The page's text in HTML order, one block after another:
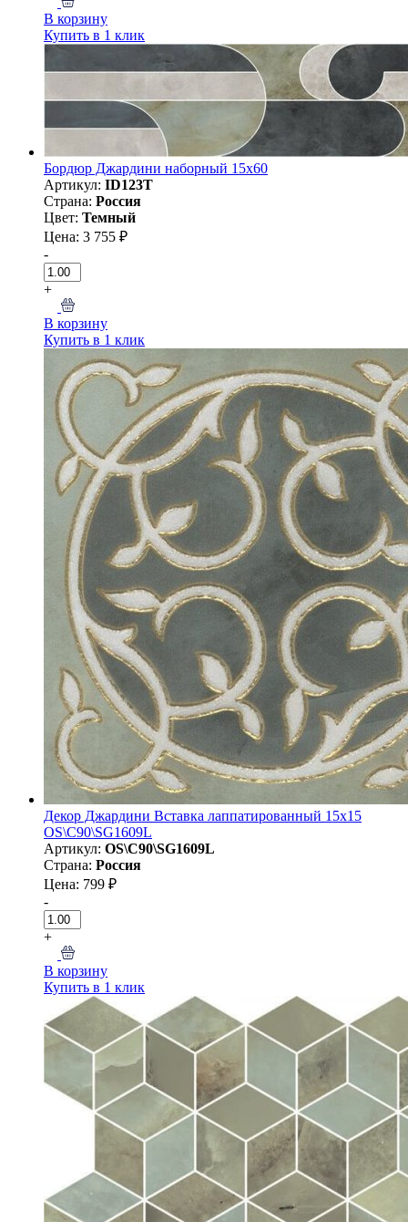
В корзину
Купить в 1 клик
Бордюр Джардини наборный 15x60
Артикул: ID123T
Страна: Россия
Цвет: Темный
Цена: 3 755 ₽
-
+
В корзину
Купить в 1 клик
Декор Джардини Вставка лаппатированный 15x15
OS\C90\SG1609L
Артикул: OS\C90\SG1609L
Страна: Россия
Цена: 799 ₽
-
+
В корзину
Купить в 1 клик